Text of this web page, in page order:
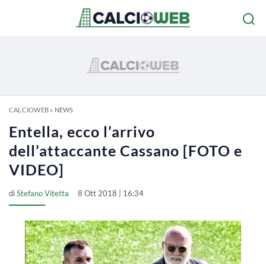
CALCIOWEB» NEWS
Entella, ecco l’arrivo
dell’attaccante Cassano [FOTO e
VIDEO]
diStefano Vitetta 8 Ott 2018 | 16:34